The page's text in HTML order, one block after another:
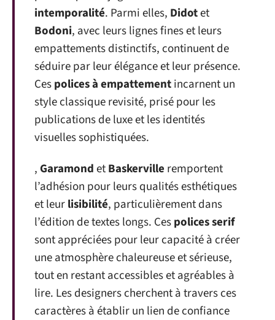
intemporalité. Parmi elles, Didotet
Bodoni, avec leurs lignes fines et leurs
empattements distinctifs, continuent de
séduire par leur élégance et leur présence.
Cespolices à empattementincarnent un
style classique revisité, prisé pour les
publications de luxe et les identités
visuelles sophistiquées.
, GaramondetBaskerville remportent
l’adhésion pour leurs qualités esthétiques
et leurlisibilité, particulièrement dans
l’édition de textes longs. Cespolices serif
sont appréciées pour leur capacité à créer
une atmosphère chaleureuse et sérieuse,
tout en restant accessibles et agréables à
lire. Les designers cherchent à travers ces
caractères à établir un lien de confiance